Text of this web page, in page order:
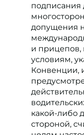
подписания
допущения
и прицепов,
условиям,
Конвенции,
какой-либо
стороной,